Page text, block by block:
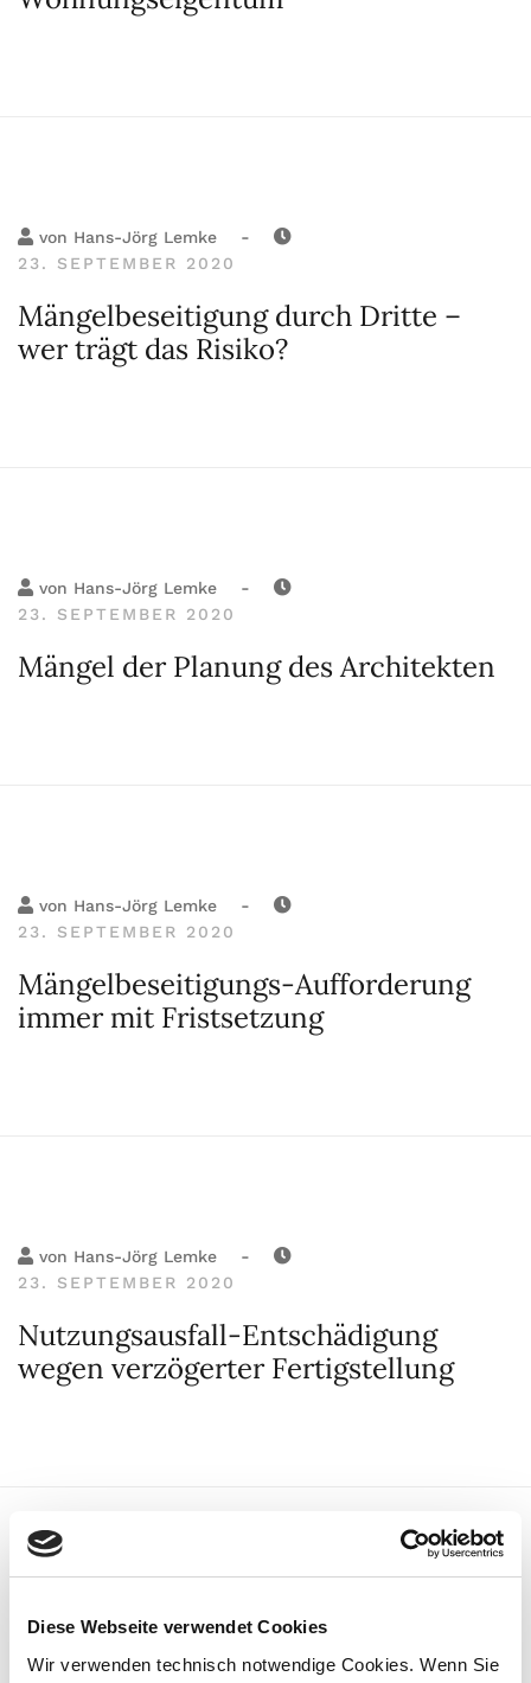
Diese Webseite verwendet Cookies
Wir verwenden technisch notwendige Cookies. Wenn Sie
von Hans-Jörg Lemke -
23. SEPTEMBER 2020
Mängelbeseitigung durch Dritte –
wer trägt das Risiko?
von Hans-Jörg Lemke -
23. SEPTEMBER 2020
Mängel der Planung des Architekten
von Hans-Jörg Lemke -
23. SEPTEMBER 2020
Mängelbeseitigungs-Aufforderung
immer mit Fristsetzung
von Hans-Jörg Lemke -
23. SEPTEMBER 2020
Nutzungsausfall-Entschädigung
wegen verzögerter Fertigstellung
23. SEPTEMBER 2020